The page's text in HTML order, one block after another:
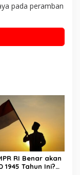
pada peramban
RI Benar akan
1945 Tahun Ini?